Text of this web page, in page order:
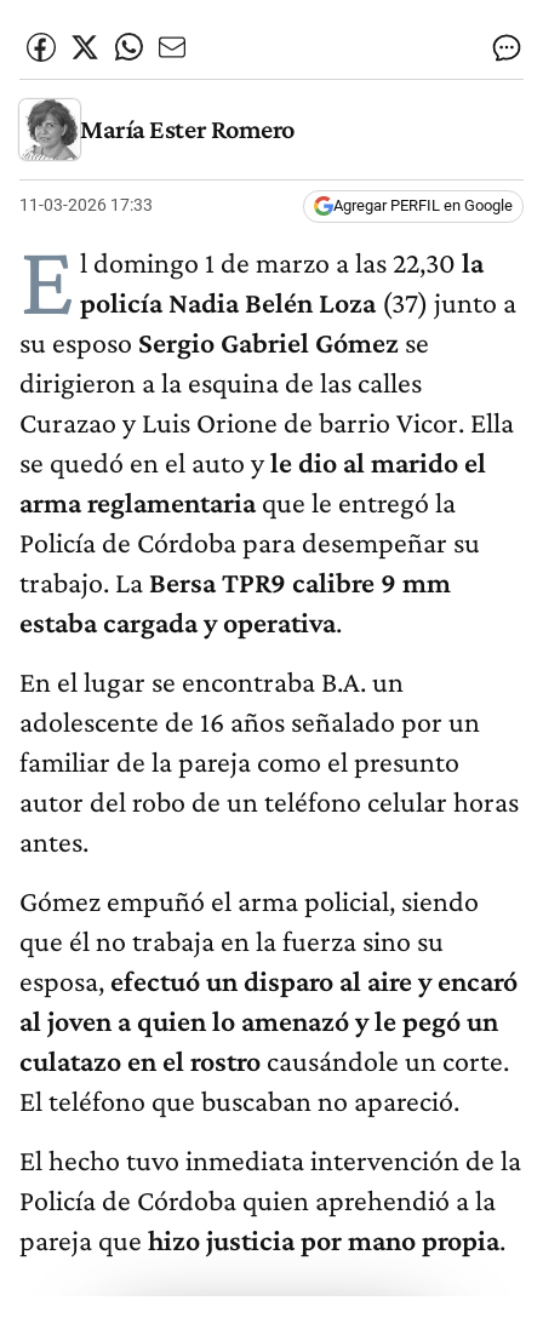
María Ester Romero
11-03-2026 17:33 Agregar PERFIL en Google
E l domingo 1 de marzo a las 22,30 la
policía Nadia Belén Loza (37) junto a
su esposo Sergio Gabriel Gómez se
dirigieron a la esquina de las calles
Curazao y Luis Orione de barrio Vicor. Ella
se quedó en el auto yle dio al marido el
arma reglamentariaque le entregó la
Policía de Córdoba para desempeñar su
trabajo. La Bersa TPR9 calibre 9 mm
estaba cargada y operativa.
En el lugar se encontraba B.A. un
adolescente de 16 años señalado por un
familiar de la pareja como el presunto
autor del robo de un teléfono celular horas
antes.
Gómez empuñó el arma policial, siendo
que él no trabaja en la fuerza sino su
esposa, efectuó un disparo al aire y encaró
al joven a quien lo amenazó y le pegó un
culatazo en el rostro causándole un corte.
El teléfono que buscaban no apareció.
El hecho tuvo inmediata intervención de la
Policía de Córdoba quien aprehendió a la
pareja que hizo justicia por mano propia.